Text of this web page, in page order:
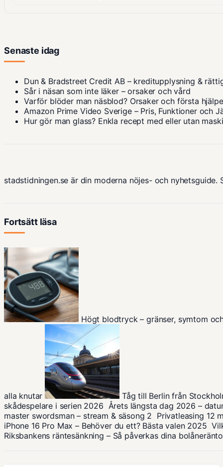
Senaste idag
Dun & Bradstreet Credit AB – kreditupplysning &
Sår i näsan som inte läker – orsaker och vård
Varför blöder man näsblod? Orsaker och första
Amazon Prime Video Sverige – Pris, Funktioner och
Hur gör man glass? Enkla recept med eller utan
stadstidningen.se är din moderna nöjes- och
Fortsätt läsa
Högt blodtryck – gränser, symtom
alla knutar
Tåg till Berlin från
skådespelare i serien 2026 Årets längsta dag 2026 –
master swordsman – stream & säsong 2 Privatleasing 12
iPhone 16 Pro Max – Behöver du ett? Bästa valen 2025
Riksbankens räntesänkning – Så påverkas dina